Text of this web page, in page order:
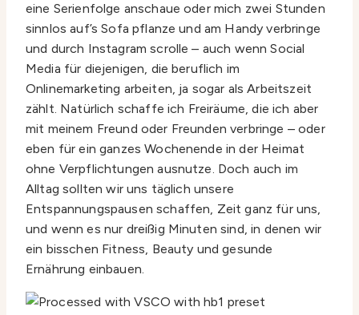
eine Serienfolge anschaue oder mich zwei Stunden
sinnlos auf’s Sofa pflanze und am Handy verbringe
und durch Instagram scrolle – auch wenn Social
Media für diejenigen, die beruflich im
Onlinemarketing arbeiten, ja sogar als Arbeitszeit
zählt. Natürlich schaffe ich Freiräume, die ich aber
mit meinem Freund oder Freunden verbringe – oder
eben für ein ganzes Wochenende in der Heimat
ohne Verpflichtungen ausnutze. Doch auch im
Alltag sollten wir uns täglich unsere
Entspannungspausen schaffen, Zeit ganz für uns,
und wenn es nur dreißig Minuten sind, in denen wir
ein bisschen Fitness, Beauty und gesunde
Ernährung einbauen.